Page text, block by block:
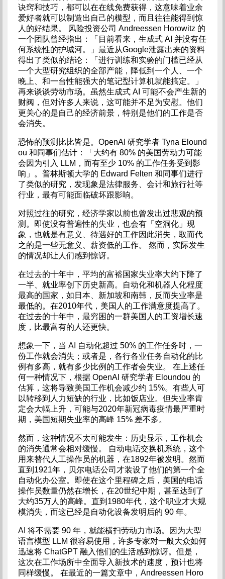
诀窍和技巧，都可以在在线免费获得，这意味着业余
爱好者就可以制造出自己的模型，而且往往能得到惊
人的好结果。 风险投资公司 Andreessen Horowitz 的
一个团队曾经指出：「目前看来，生成式 AI 并没有任
何系统性的护城河。」最近从Google泄露出来的资料
得出了类似的结论：「进行训练和实验的门槛已经从
一个大型研究组织的全部产能，降低到一个人、一个
晚上、和一台性能强大的笔记型计算机就能搞定。」
再来谈谈劳动市场。虽然生成式 AI 可能不会产生新的
财阀，但对许多人来说，这可能并不足为安慰。他们
更关心的是自己的经济前景，特别是他们的工作是否
会消失。
恐怖的预测比比皆是。OpenAI 研究学者 Tyna Elound
ou 和同事们估计：「大约有 80% 的美国劳动力可能
会因为引入 LLM，而有至少 10% 的工作任务受到影
响」。普林斯顿大学的 Edward Felten 和同事们进行
了类似的研究，发现象是法律服务、会计和旅行社等
行业，最有可能面临破坏跟影响。
对照过往的研究，经济学家以前也曾发出过悲观的预
测。即使没有普遍性的失业，也会有「空洞化」现
象，也就是有意义、待遇好的工作因此消失，取而代
之的是一些无意义、薪资低的工作。 然而，实际发生
的情况却让人们感到惊讶。
在过去的十年中，平均的富裕国家失业率大约下降了
一半、就业率创下历史新高。自动化和机器人化程度
最高的国家，如日本、新加坡和南韩，反而失业率是
最低的。在2010年代，美国人的工作满意度提高了。
在过去的十年中，最穷困的一群美国人的工资增长速
度，比最富有的人还更快。
想象一下，当 AI 自动化超过 50% 的工作任务时，一
份工作就会消失；或者是，各行各业任务自动化的比
例有多高，就有多少比例的工作者会失业。 在上述任
何一种情况下，根据 OpenAI 研究学者 Eloundou 的
估算，这将导致美国工作机会减少约 15%。有些人可
以转移到人力短缺的行业，比如饭店业。但失业率肯
定会大幅上升，可能与2020年新冠病毒疫情最严重时
期，美国短期失业率的高峰 15% 差不多。
然而，这种情况不太可能发生：历史显示，工作机会
的消失通常会相对缓慢。 自动电话交换机系统，这个
用来替代人工操作员的机器，在1892年被发明。然而
直到1921年，贝尔电话公司才装设了他们的第一个全
自动化办公室。即使在这个里程碑之后，美国的电话
操作员数量仍然在增长，在20世纪中期，甚至达到了
大约35万人的高峰。直到1980年代，这个职业才大规
模消失，而这已经是自动化设备发明后的 90 年。
AI 将不需要 90 年，就能横扫劳动力市场。因为大型
语言模型 LLM 很容易使用，许多专家对一般大众如何
迅速将 ChatGPT 融入他们的生活感到惊讶。但是，
这次在工作场所中全面导入新技术的速度，预计也将
同样缓慢。 在最近的一篇文章中，Andreessen Horo